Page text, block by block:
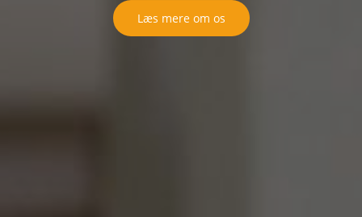
Læs mere om os